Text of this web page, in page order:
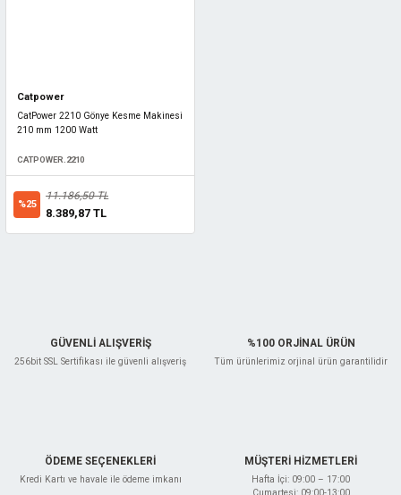
Catpower
CatPower 2210 Gönye Kesme Makinesi
210 mm 1200 Watt
CATPOWER.2210
%25
11.186,50 TL
8.389,87 TL
GÜVENLİ ALIŞVERİŞ
256bit SSL Sertifikası ile güvenli alışveriş
%100 ORJİNAL ÜRÜN
Tüm ürünlerimiz orjinal ürün garantilidir
ÖDEME SEÇENEKLERİ
Kredi Kartı ve havale ile ödeme imkanı
MÜŞTERİ HİZMETLERİ
Hafta İçi: 09:00 – 17:00
Cumartesi: 09:00-13:00